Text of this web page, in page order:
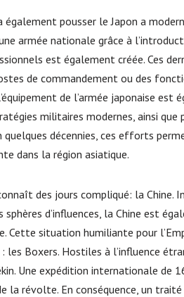
pousser le Japon a
armée nationale grâce à
est également créée. Ces
de commandement ou des
de l’armée japonaise est
militaires modernes, ainsi que
décennies, ces efforts
dans la région asiatique.
des jours compliqué: la Chine.
d’influences, la Chine est
Cette situation humiliante pour
Boxers. Hostiles à l’influence
Une expédition internationale de
révolte. En conséquence, un